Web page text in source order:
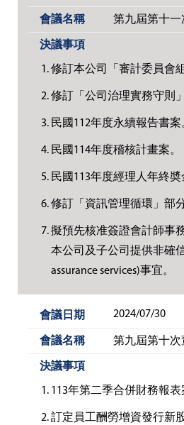
第九屆第十一
修訂本公司「審計委員會
修訂「公司治理實務守則
民國112年度永續報告書案
民國114年度稽核計畫案。
民國113年度經理人年終奬
修訂「資訊管理循環」部
擬預先核准簽證會計師事
本公司及子公司提供非確
assurance services)事宜。
2024/07/30
第九屆第十次
113年第二季合併財務報表
訂定員工酬勞增資發行新